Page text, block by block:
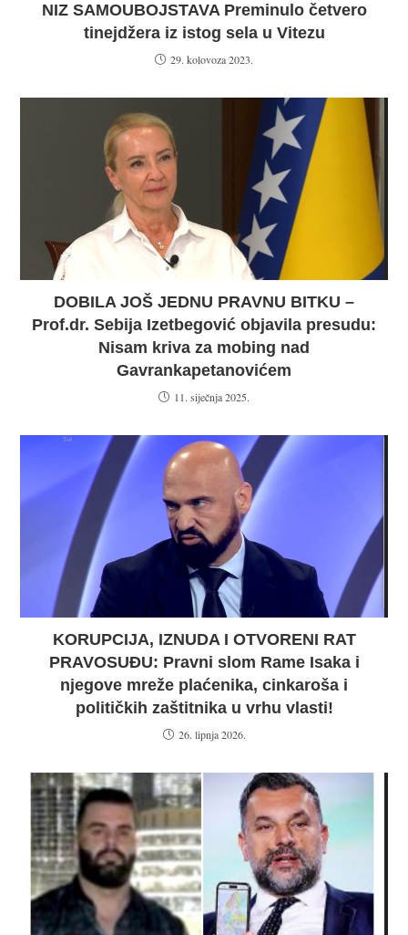
NIZ SAMOUBOJSTAVA Preminulo četvero
tinejdžera iz istog sela u Vitezu
29. kolovoza 2023.
DOBILA JOŠ JEDNU PRAVNU BITKU –
Prof.dr. Sebija Izetbegović objavila presudu:
Nisam kriva za mobing nad
Gavrankapetanovićem
11. siječnja 2025.
KORUPCIJA, IZNUDA I OTVORENI RAT
PRAVOSUĐU: Pravni slom Rame Isaka i
njegove mreže plaćenika, cinkaroša i
političkih zaštitnika u vrhu vlasti!
26. lipnja 2026.